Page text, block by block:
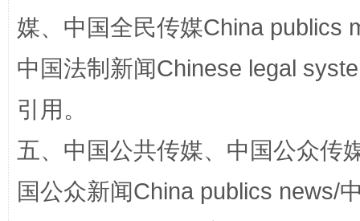
媒、中国全民传媒China publics
中国法制新闻Chinese legal
引用。
五、中国公共传媒、中国公众传
国公众新闻China publics news/